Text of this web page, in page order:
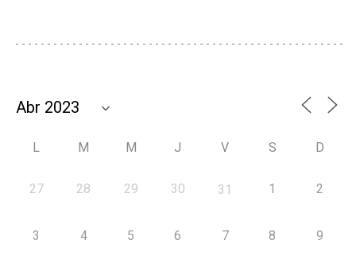
L M M J V S D
27 28 29 30 31 1 2
3 4 5 6 7 8 9